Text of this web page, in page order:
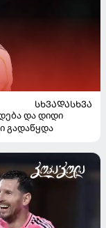
ᲡᲮᲕᲐᲓᲐᲡᲮᲕᲐ
და დიდი
გადაწყდა